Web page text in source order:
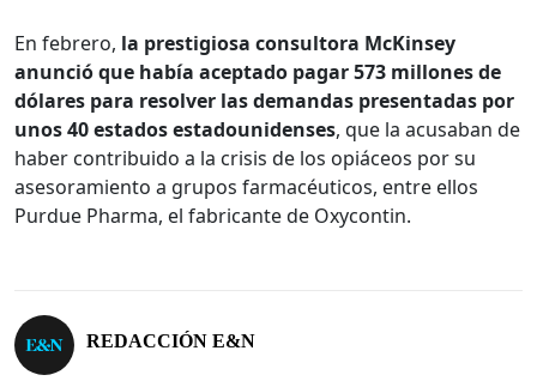
En febrero, la prestigiosa consultora McKinsey
anunció que había aceptado pagar 573 millones de
dólares para resolver las demandas presentadas por
unos 40 estados estadounidenses, que la acusaban de
haber contribuido a la crisis de los opiáceos por su
asesoramiento a grupos farmacéuticos, entre ellos
Purdue Pharma, el fabricante de Oxycontin.
REDACCIÓN E&N